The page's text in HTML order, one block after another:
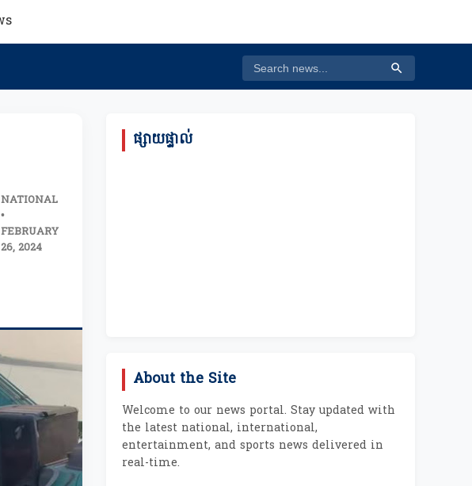
NATIONAL
•
FEBRUARY
26, 2024
ផ្សាយផ្ទាល់
About the Site
Welcome to our news portal. Stay updated with
the latest national, international,
entertainment, and sports news delivered in
real-time.